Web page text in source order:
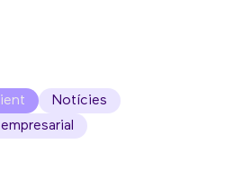
Notícies